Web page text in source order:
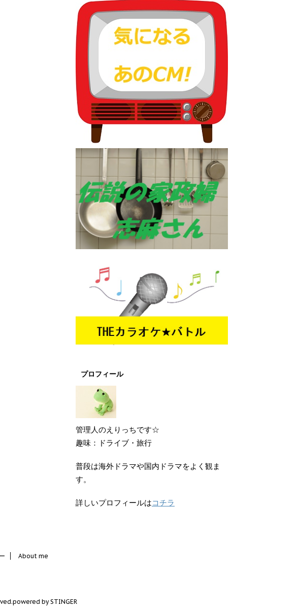
プロフィール
管理人のえりっちです☆
趣味：ドライブ・旅行
普段は海外ドラマや国内ドラマをよく観ま
す。
詳しいプロフィールはコチラ
About me
powered by STINGER